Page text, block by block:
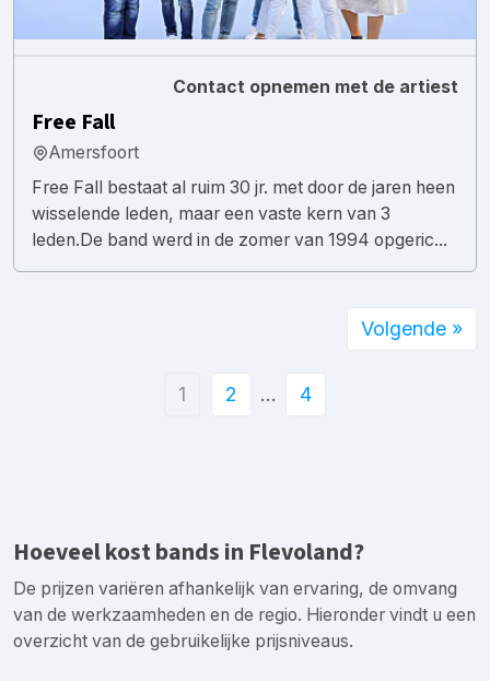
Contact opnemen met de artiest
Free Fall
Amersfoort
Free Fall bestaat al ruim 30 jr. met door de jaren heen
wisselende leden, maar een vaste kern van 3
leden.De band werd in de zomer van 1994 opgeric...
1 2 … 4
Volgende »
Hoeveel kost bands in Flevoland?
De prijzen variëren afhankelijk van ervaring, de omvang
van de werkzaamheden en de regio. Hieronder vindt u een
overzicht van de gebruikelijke prijsniveaus.